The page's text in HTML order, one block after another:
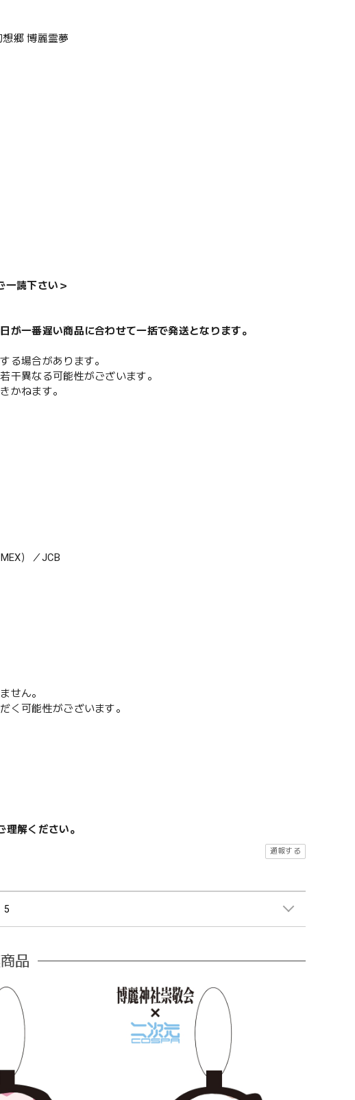
郷 博麗霊夢
一読下さい＞
が一番遅い商品に合わせて一括で発送となります。
る場合があります。
干異なる可能性がございます。
かねます。
）／JCB
せん。
く可能性がございます。
解ください。
通報する
5
品